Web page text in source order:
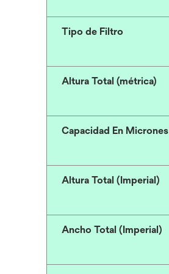
Tipo de Filtro
Altura Total (métrica)
Capacidad En Micrones
Altura Total (Imperial)
Ancho Total (Imperial)